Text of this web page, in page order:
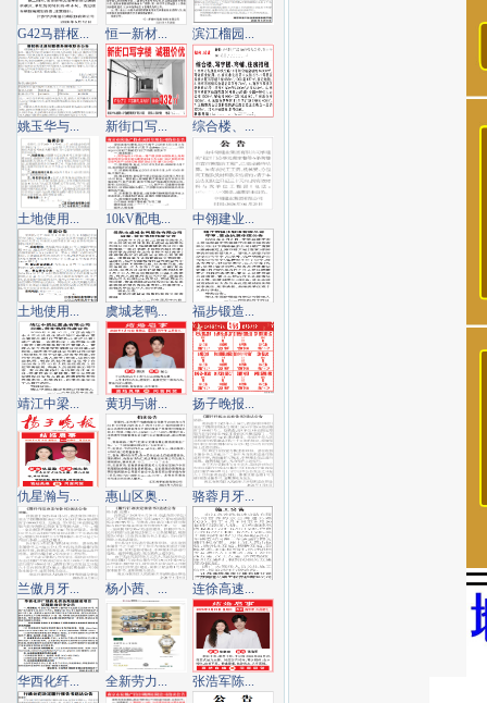
G42马群枢... 恒一新材... 滨江榴园...
姚玉华与... 新街口写... 综合楼、...
土地使用... 10kV配电... 中翎建业...
土地使用... 虞城老鸭... 福步锻造...
靖江中梁... 黄玥与谢... 扬子晚报...
仇星瀚与... 惠山区奥... 骆蓉月牙...
兰傲月牙... 杨小茜、... 连徐高速...
华西化纤... 全新劳力... 张浩军陈...